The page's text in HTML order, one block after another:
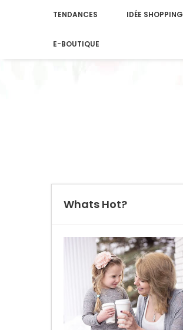
TENDANCES IDÉE SHOPPING
E-BOUTIQUE
Whats Hot?